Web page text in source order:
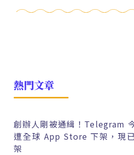
熱門文章
創辦人剛被通緝！Telegram
遭全球 App Store 下架，現
架